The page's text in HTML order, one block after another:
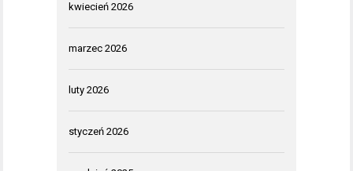
kwiecień 2026
marzec 2026
luty 2026
styczeń 2026